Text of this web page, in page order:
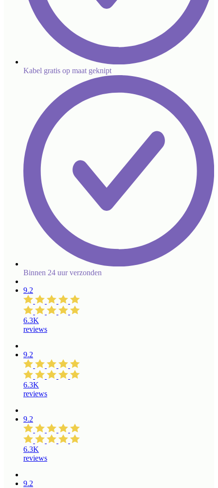
Kabel gratis op maat geknipt
Binnen 24 uur verzonden
9.2
6.3K
reviews
9.2
6.3K
reviews
9.2
6.3K
reviews
9.2